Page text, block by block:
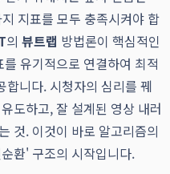
지표를 모두 충족시켜야 합
의 뷰트랩 방법론이 핵심적인
유기적으로 연결하여 최적
합니다. 시청자의 심리를 꿰
도하고, 잘 설계된 영상 내러
것. 이것이 바로 알고리즘의
환' 구조의 시작입니다.